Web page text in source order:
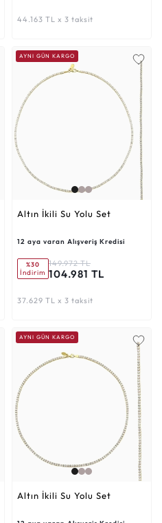
44.163 TL x 3 taksit
AYNI GÜN KARGO
Altın İkili Su Yolu Set
12 aya varan Alışveriş Kredisi
%30
İndirim
149.972 TL
104.981 TL
37.629 TL x 3 taksit
AYNI GÜN KARGO
Altın İkili Su Yolu Set